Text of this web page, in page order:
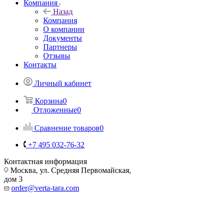
Компания
Назад
Компания
О компании
Документы
Партнеры
Отзывы
Контакты
Личный кабинет
Корзина0
Отложенные0
Сравнение товаров0
+7 495 032-76-32
Контактная информация
Москва, ул. Средняя Первомайская,
дом 3
order@verta-tara.com